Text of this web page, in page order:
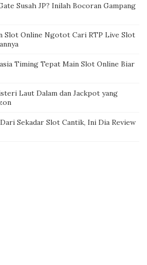
Susah JP? Inilah Bocoran Gampang
Slot Online Ngotot Cari RTP Live Slot
Timing Tepat Main Slot Online Biar
Laut Dalam dan Jackpot yang
Sekadar Slot Cantik, Ini Dia Review